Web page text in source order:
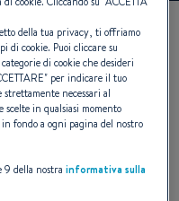
DI
della tua privacy, ti offriamo
di cookie. Puoi cliccare su
di cookie che desideri
" per indicare il tuo
necessari al
in qualsiasi momento
in fondo a ogni pagina del nostro
9 della nostrainformativa sulla